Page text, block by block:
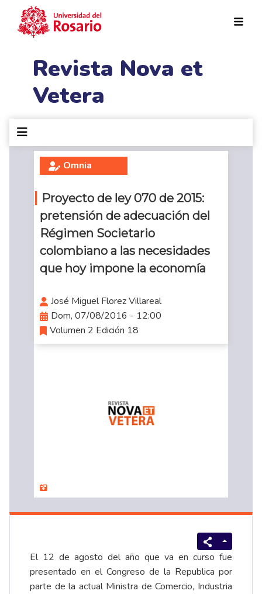
Revista Nova et
Vetera
Omnia
Proyecto de ley 070 de 2015:
pretensión de adecuación del
Régimen Societario
colombiano a las necesidades
que hoy impone la economía
José Miguel Florez Villareal
Dom, 07/08/2016 - 12:00
Volumen 2 Edición 18
El 12 de agosto del año que va en curso fue
presentado en el Congreso de la Republica por
parte de la actual Ministra de Comercio, Industria